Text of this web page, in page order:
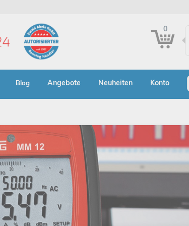
0
Konto
Neuheiten
Angebote
Blog